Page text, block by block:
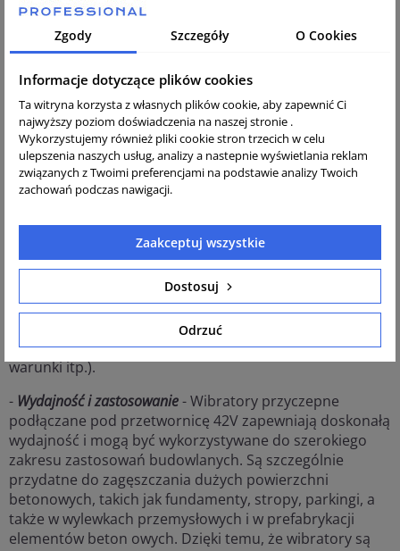
betonowych, gdzie konieczne jest szybkie i efektywne
zagęszczenie betonu. Dzięki niskonapięciowym
urządzeniom zasilanym przez przetwornice, praca na
budowie staje się bardziej elastyczna, zwłaszcza gdy
dostęp do tradycyjnego zasilania elektrycznego (np.
230V) jest utrudniony lub niemożliwy.
Bezpieczeństwo - Przetwornica 42V zwiększa poziom
bezpieczeństwa, ponieważ w przypadku kontaktu z
przewodami czy elementami wibratora, nie ma ryzyka
szczególnie ważne na placach budowy, gdzie wilgoć,
woda i inne czynniki zewnętrzne mogą stwarzać
dodatkowe zagrożenia. Ponadto wibratory przyczepne o
takim zasilaniu są często wykorzystywane w
środowiskach, gdzie wymagana jest zgodność z
rygorystycznymi normami BHP, np. w miejscach z dużym
ryzykiem porażenia prądem (blisko wody, wilgotne
warunki itp.).
- Wydajność i zastosowanie- Wibratory przyczepne
podłączane pod przetwornicę 42V zapewniają doskonałą
wydajność i mogą być wykorzystywane do szerokiego
zakresu zastosowań budowlanych. Są szczególnie
przydatne do zagęszczania dużych powierzchni
betonowych, takich jak fundamenty, stropy, parkingi, a
także w wylewkach przemysłowych i w prefabrykacji
elementów beton owych. Dzięki temu, że wibratory są
Zgody Szczegóły O Cookies
Informacje dotyczące plików cookies
Ta witryna korzysta z własnych plików cookie, aby zapewnić Ci
najwyższy poziom doświadczenia na naszej stronie .
Wykorzystujemy również pliki cookie stron trzecich w celu
ulepszenia naszych usług, analizy a nastepnie wyświetlania reklam
związanych z Twoimi preferencjami na podstawie analizy Twoich
zachowań podczas nawigacji.
Odrzuć
Dostosuj
Zaakceptuj wszystkie